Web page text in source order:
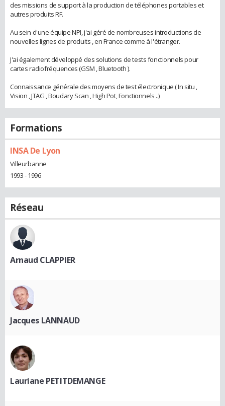
des missions de support à la production de téléphones portables et
autres produits RF.
Au sein d'une équipe NPI, j'ai géré de nombreuses introductions de
nouvelles lignes de produits , en France comme à l'étranger.
J'ai également développé des solutions de tests fonctionnels pour
cartes radiofréquences (GSM , Bluetooth ).
Connaissance générale des moyens de test électronique ( In situ ,
Vision , JTAG , Boudary Scan , High Pot, Fonctionnels ..)
Formations
INSA De Lyon
Villeurbanne
1993 - 1996
Réseau
Arnaud CLAPPIER
Jacques LANNAUD
Lauriane PETITDEMANGE